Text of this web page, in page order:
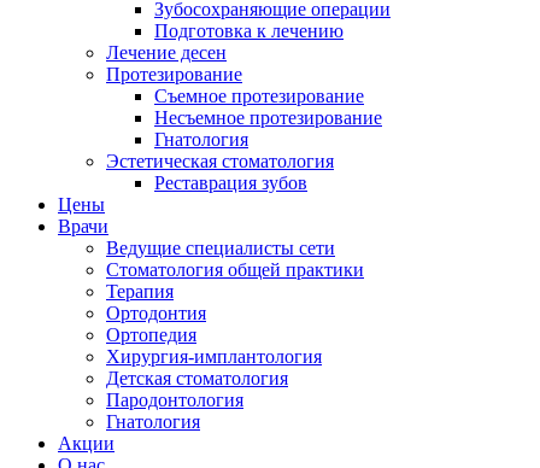
Зубосохраняющие операции
Подготовка к лечению
Лечение десен
Протезирование
Съемное протезирование
Несъемное протезирование
Гнатология
Эстетическая стоматология
Реставрация зубов
Цены
Врачи
Ведущие специалисты сети
Стоматология общей практики
Терапия
Ортодонтия
Ортопедия
Хирургия-имплантология
Детская стоматология
Пародонтология
Гнатология
Акции